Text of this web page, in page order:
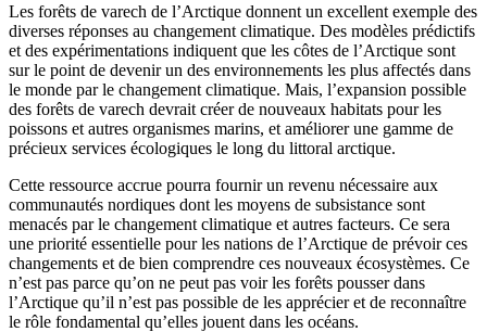
Les forêts de varech de l’Arctique donnent un excellent exemple des
diverses réponses au changement climatique. Des modèles prédictifs
et des expérimentations indiquent que les côtes de l’Arctique sont
sur le point de devenir un des environnements les plus affectés dans
le monde par le changement climatique. Mais, l’expansion possible
des forêts de varech devrait créer de nouveaux habitats pour les
poissons et autres organismes marins, et améliorer une gamme de
précieux services écologiques le long du littoral arctique.
Cette ressource accrue pourra fournir un revenu nécessaire aux
communautés nordiques dont les moyens de subsistance sont
menacés par le changement climatique et autres facteurs. Ce sera
une priorité essentielle pour les nations de l’Arctique de prévoir ces
changements et de bien comprendre ces nouveaux écosystèmes. Ce
n’est pas parce qu’on ne peut pas voir les forêts pousser dans
l’Arctique qu’il n’est pas possible de les apprécier et de reconnaître
le rôle fondamental qu’elles jouent dans les océans.